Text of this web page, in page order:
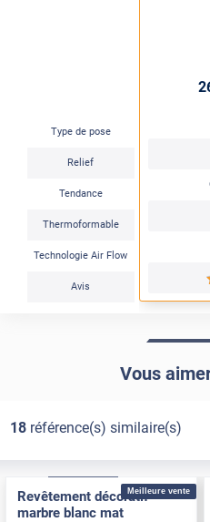
Type de pose
Relief
Tendance
Thermoformable
Technologie Air Flow
Avis
Vous
18référence(s) similaire(s)
Meilleure vente
Revêtement décoratif
marbre blanc mat